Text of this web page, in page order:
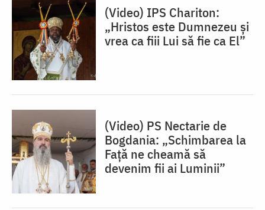
(Video) IPS Chariton:
„Hristos este Dumnezeu și
vrea ca fiii Lui să fie ca El”
(Video) PS Nectarie de
Bogdania: „Schimbarea la
Față ne cheamă să
devenim fii ai Luminii”